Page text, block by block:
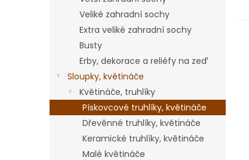
Veliké zahradní sochy
Extra veliké zahradní sochy
Busty
Erby, dekorace a reliéfy na zeď
Sloupky, květináče
Květináče, truhlíky
Pískovcové truhlíky, květináče
Dřevěnné truhlíky, květináče
Keramické truhlíky, květináče
Malé květináče